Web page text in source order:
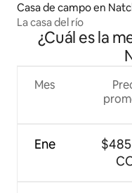
Casa de campo en
La casa del río
¿Cuál es la
Mes
Ene